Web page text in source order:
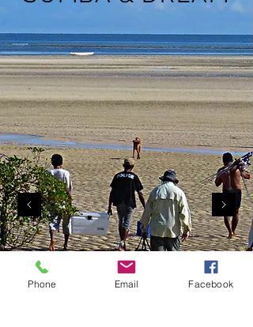
PANORAMIO/PHOTOS
SUMBA-ISLAND
Phone Email Facebook